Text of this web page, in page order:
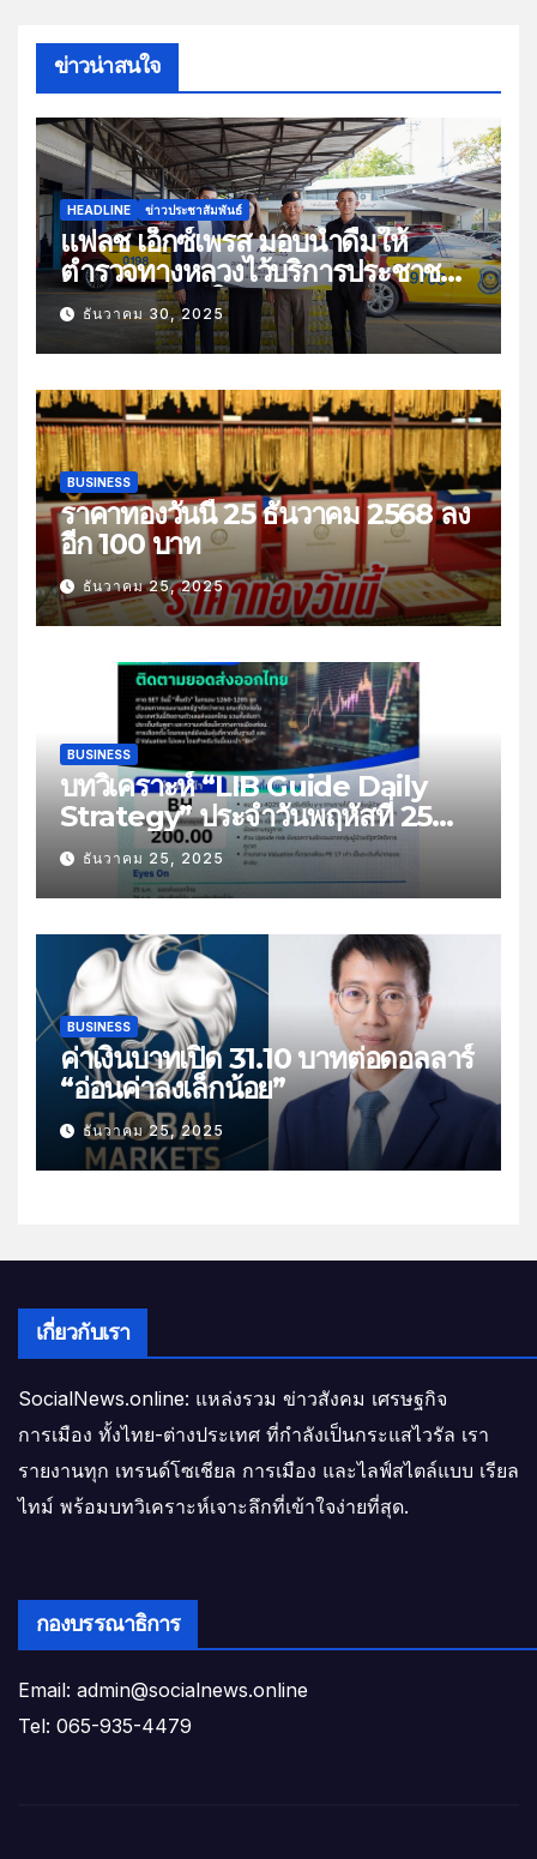
ข่าวน่าสนใจ
HEADLINE ข่าวประชาสัมพันธ์
แฟลช เอ็กซ์เพรส มอบน้ำดื่มให้
ตำรวจทางหลวงไว้บริการประชาชน
ช่วงเทศกาลปีใหม่
ธันวาคม 30, 2025
BUSINESS
ราคาทองวันนี้ 25 ธันวาคม 2568 ลง
อีก 100 บาท
ธันวาคม 25, 2025
BUSINESS
บทวิเคราะห์ “LIB Guide Daily
Strategy” ประจำวันพฤหัสที่ 25
ธันวาคม 2568 หัวข้อ “ติดตามยอด
ส่งออกไทย”
ธันวาคม 25, 2025
BUSINESS
ค่าเงินบาทเปิด 31.10 บาทต่อดอลลาร์
“อ่อนค่าลงเล็กน้อย”
ธันวาคม 25, 2025
เกี่ยวกับเรา
SocialNews.online: แหล่งรวม ข่าวสังคม เศรษฐกิจ
การเมือง ทั้งไทย-ต่างประเทศ ที่กำลังเป็นกระแสไวรัล เรา
รายงานทุก เทรนด์โซเชียล การเมือง และไลฟ์สไตล์แบบ เรียล
ไทม์ พร้อมบทวิเคราะห์เจาะลึกที่เข้าใจง่ายที่สุด.
กองบรรณาธิการ
Email: admin@socialnews.online
Tel: 065-935-4479